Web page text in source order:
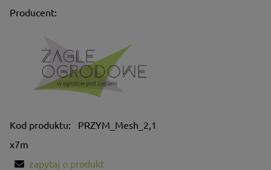
Producent:
Kod produktu:
PRZYM_Mesh_2,1
x7m
zapytaj o produkt